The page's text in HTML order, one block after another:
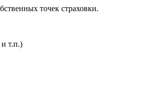
точек страховки.
т.п.)